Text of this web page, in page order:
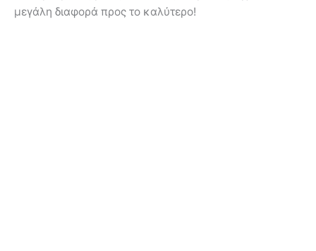
μεγάλη διαφορά προς το καλύτερο!